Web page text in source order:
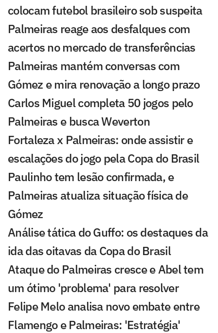
colocam futebol brasileiro sob suspeita
Palmeiras reage aos desfalques com
acertos no mercado de transferências
Palmeiras mantém conversas com
Gómez e mira renovação a longo prazo
Carlos Miguel completa 50 jogos pelo
Palmeiras e busca Weverton
Fortaleza x Palmeiras: onde assistir e
escalações do jogo pela Copa do Brasil
Paulinho tem lesão confirmada, e
Palmeiras atualiza situação física de
Gómez
Análise tática do Guffo: os destaques da
ida das oitavas da Copa do Brasil
Ataque do Palmeiras cresce e Abel tem
um ótimo 'problema' para resolver
Felipe Melo analisa novo embate entre
Flamengo e Palmeiras: 'Estratégia'